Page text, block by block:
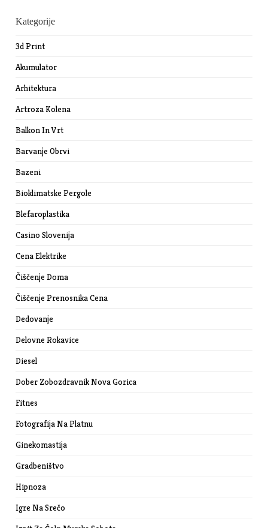
Kategorije
3d Print
Akumulator
Arhitektura
Artroza Kolena
Balkon In Vrt
Barvanje Obrvi
Bazeni
Bioklimatske Pergole
Blefaroplastika
Casino Slovenija
Cena Elektrike
Čiščenje Doma
Čiščenje Prenosnika Cena
Dedovanje
Delovne Rokavice
Diesel
Dober Zobozdravnik Nova Gorica
Fitnes
Fotografija Na Platnu
Ginekomastija
Gradbeništvo
Hipnoza
Igre Na Srečo